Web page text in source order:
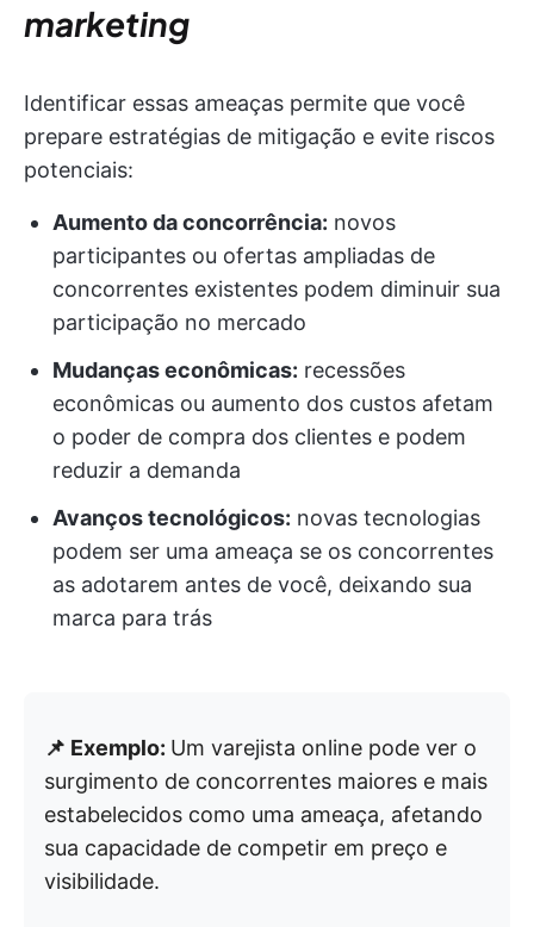
marketing
Identificar essas ameaças permite que você
prepare estratégias de mitigação e evite riscos
potenciais:
Aumento da concorrência: novos
participantes ou ofertas ampliadas de
concorrentes existentes podem diminuir sua
participação no mercado
Mudanças econômicas: recessões
econômicas ou aumento dos custos afetam
o poder de compra dos clientes e podem
reduzir a demanda
Avanços tecnológicos: novas tecnologias
podem ser uma ameaça se os concorrentes
as adotarem antes de você, deixando sua
marca para trás
📌 Exemplo: Um varejista online pode ver o
surgimento de concorrentes maiores e mais
estabelecidos como uma ameaça, afetando
sua capacidade de competir em preço e
visibilidade.